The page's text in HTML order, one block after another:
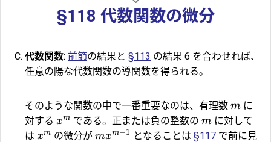
§118 代数関数の微分
代数関数: 前節の結果と §113 の結果 6 を合わせれば、
任意の陽な代数関数の導関数を得られる。
そのような関数の中で一番重要なのは、有理数 m に
対する xm である。正または負の整数の m に対して
は xm の微分が mxm−1 となることは §117 で前に見